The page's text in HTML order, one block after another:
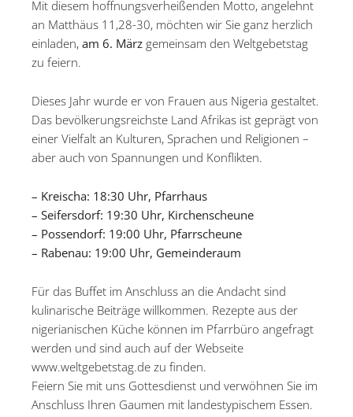
Mit diesem hoffnungsverheißenden Motto, angelehnt
an Matthäus 11,28-30, möchten wir Sie ganz herzlich
einladen, am 6. März gemeinsam den Weltgebetstag
zu feiern.
Dieses Jahr wurde er von Frauen aus Nigeria gestaltet.
Das bevölkerungsreichste Land Afrikas ist geprägt von
einer Vielfalt an Kulturen, Sprachen und Religionen –
aber auch von Spannungen und Konflikten.
– Kreischa: 18:30 Uhr, Pfarrhaus
– Seifersdorf: 19:30 Uhr, Kirchenscheune
– Possendorf: 19:00 Uhr, Pfarrscheune
– Rabenau: 19:00 Uhr, Gemeinderaum
Für das Buffet im Anschluss an die Andacht sind
kulinarische Beiträge willkommen. Rezepte aus der
nigerianischen Küche können im Pfarrbüro angefragt
werden und sind auch auf der Webseite
www.weltgebetstag.de zu finden.
Feiern Sie mit uns Gottesdienst und verwöhnen Sie im
Anschluss Ihren Gaumen mit landestypischem Essen.